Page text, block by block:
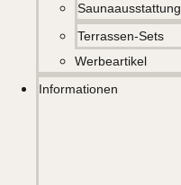
Saunaausstattung
Terrassen-Sets
Werbeartikel
Informationen